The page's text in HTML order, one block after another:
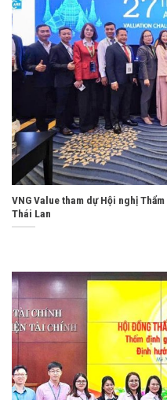
VNG Value tham dự Hội nghị
Thái Lan